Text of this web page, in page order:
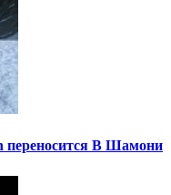
переносится В Шамони